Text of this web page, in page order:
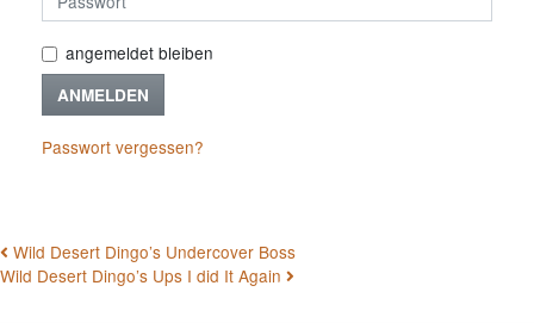
angemeldet bleiben
ANMELDEN
Passwort vergessen?
BEITRAGSNAVIGATION
Wild Desert Dingo’s Undercover Boss
Wild Desert Dingo’s Ups I did It Again